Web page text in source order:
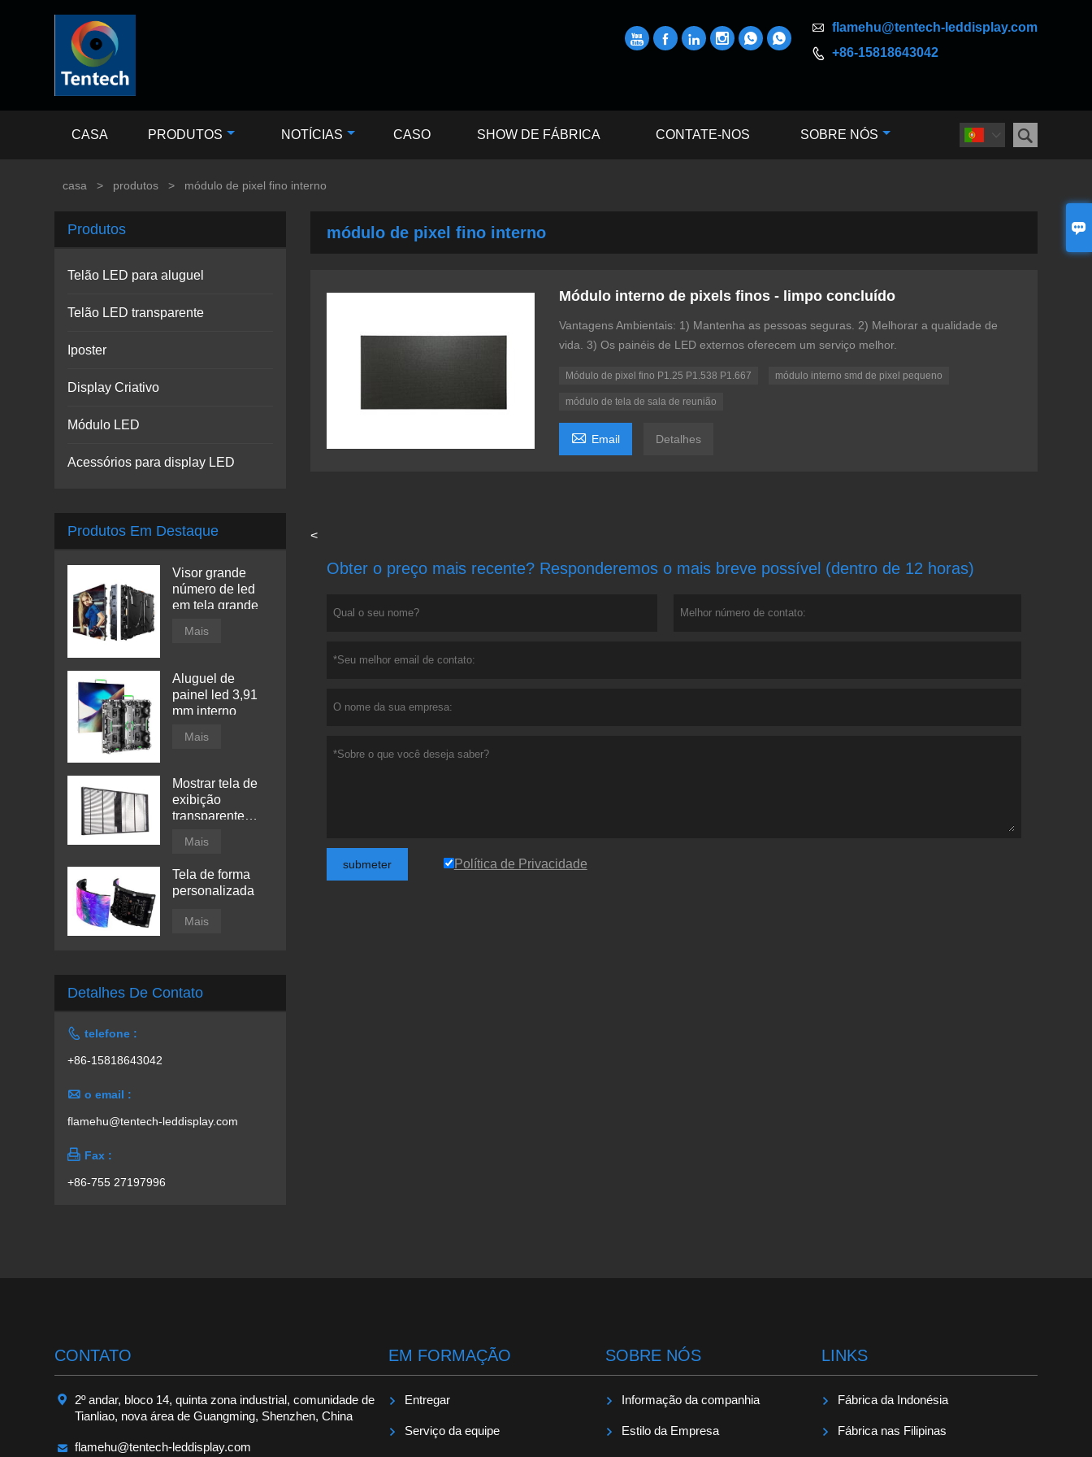

 flamehu@tentech-leddisplay.com
 +86-15818643042
     
 
CASA PRODUTOS NOTÍCIAS CASO SHOW DE FÁBRICA CONTATE-NOS SOBRE NÓS
casa > produtos > módulo de pixel fino interno
módulo de pixel fino interno
Módulo interno de pixels finos - limpo concluído
Vantagens Ambientais: 1) Mantenha as pessoas seguras. 2) Melhorar a qualidade de
vida. 3) Os painéis de LED externos oferecem um serviço melhor.
Módulo de pixel fino P1.25 P1.538 P1.667 módulo interno smd de pixel pequeno
módulo de tela de sala de reunião
 Email Detalhes
<
Obter o preço mais recente? Responderemos o mais breve possível (dentro de 12 horas)
submeter Política de Privacidade
Produtos
Telão LED para aluguel
Telão LED transparente
Iposter
Display Criativo
Módulo LED
Acessórios para display LED
Produtos Em Destaque
Visor grande
número de led
em tela grande
Mais
Aluguel de
painel led 3,91
mm interno
Mais
Mostrar tela de
exibição
transparente
janela
Mais
Tela de forma
personalizada
Mais
Detalhes De Contato
 telefone :
+86-15818643042
 o email :
flamehu@tentech-leddisplay.com
 Fax :
+86-755 27197996
CONTATO

2º andar, bloco 14, quinta zona industrial, comunidade de
Tianliao, nova área de Guangming, Shenzhen, China
 flamehu@tentech-leddisplay.com
EM FORMAÇÃO
Entregar
Serviço da equipe
SOBRE NÓS
Informação da companhia
Estilo da Empresa
LINKS
Fábrica da Indonésia
Fábrica nas Filipinas